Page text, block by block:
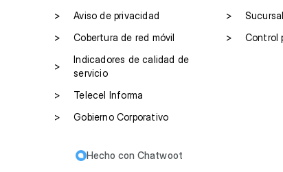
>
Aviso de privacidad
>
Cobertura de red móvil
>
Indicadores de calidad de
servicio
>
Telecel Informa
>
Gobierno Corporativo
>
>
Control
Hecho con Chatwoot